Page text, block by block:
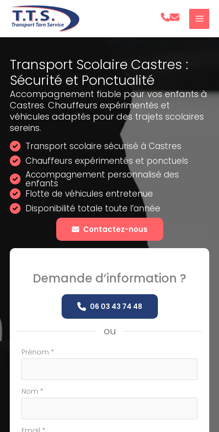
Aller
Transport Scolaire Castres :
Sécurité et Ponctualité
Accompagnement fiable pour vos enfants à
Castres. Chauffeurs expérimentés et
véhicules adaptés pour des trajets scolaires
sereins.
Transport scolaire sécurisé à Castres
Chauffeurs expérimentés et ponctuels
Accompagnement personnalisé des
enfants
Flotte de véhicules entretenue
Disponibilité totale toute l’année
Contactez-nous
Demande d’information ?
06 03 43 74 48
ou
Formulaire
téléphone
Prénom *
Nom *